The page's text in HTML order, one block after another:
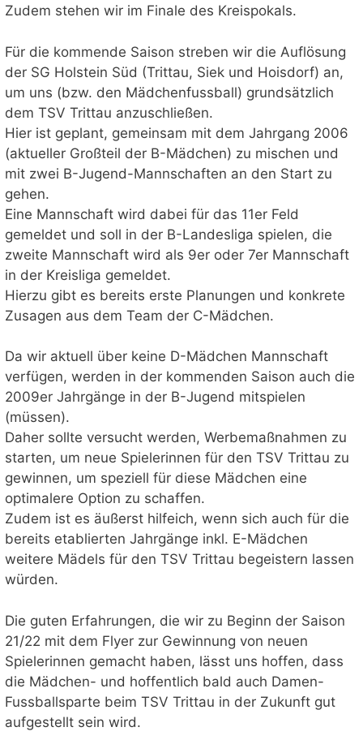
Zudem stehen wir im Finale des Kreispokals.
Für die kommende Saison streben wir die Auflösung
der SG Holstein Süd (Trittau, Siek und Hoisdorf) an,
um uns (bzw. den Mädchenfussball) grundsätzlich
dem TSV Trittau anzuschließen.
Hier ist geplant, gemeinsam mit dem Jahrgang 2006
(aktueller Großteil der B-Mädchen) zu mischen und
mit zwei B-Jugend-Mannschaften an den Start zu
gehen.
Eine Mannschaft wird dabei für das 11er Feld
gemeldet und soll in der B-Landesliga spielen, die
zweite Mannschaft wird als 9er oder 7er Mannschaft
in der Kreisliga gemeldet.
Hierzu gibt es bereits erste Planungen und konkrete
Zusagen aus dem Team der C-Mädchen.
Da wir aktuell über keine D-Mädchen Mannschaft
verfügen, werden in der kommenden Saison auch die
2009er Jahrgänge in der B-Jugend mitspielen
(müssen).
Daher sollte versucht werden, Werbemaßnahmen zu
starten, um neue Spielerinnen für den TSV Trittau zu
gewinnen, um speziell für diese Mädchen eine
optimalere Option zu schaffen.
Zudem ist es äußerst hilfeich, wenn sich auch für die
bereits etablierten Jahrgänge inkl. E-Mädchen
weitere Mädels für den TSV Trittau begeistern lassen
würden.
Die guten Erfahrungen, die wir zu Beginn der Saison
21/22 mit dem Flyer zur Gewinnung von neuen
Spielerinnen gemacht haben, lässt uns hoffen, dass
die Mädchen- und hoffentlich bald auch Damen-
Fussballsparte beim TSV Trittau in der Zukunft gut
aufgestellt sein wird.